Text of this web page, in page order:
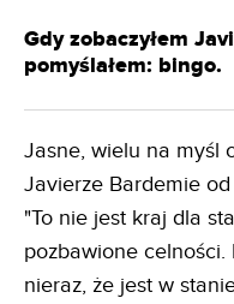
Gdy zobaczyłem
pomyślałem: bingo.
Jasne, wielu na myśl
Javierze Bardemie
"To nie jest kraj dla
pozbawione celności.
nieraz, że jest w